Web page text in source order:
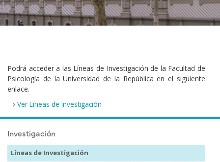
Investigación
Líneas de Investigación
Podrá acceder a las Líneas de Investigación de la Facultad de
Psicología de la Universidad de la República en el siguiente
enlace.
Ver Líneas de Investigación